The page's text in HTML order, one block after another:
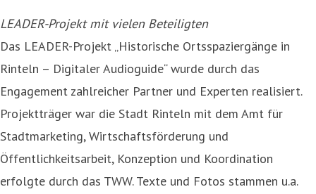
LEADER-Projekt mit vielen Beteiligten
Das LEADER-Projekt „Historische Ortsspaziergänge in
Rinteln – Digitaler Audioguide“ wurde durch das
Engagement zahlreicher Partner und Experten realisiert.
Projektträger war die Stadt Rinteln mit dem Amt für
Stadtmarketing, Wirtschaftsförderung und
Öffentlichkeitsarbeit, Konzeption und Koordination
erfolgte durch das TWW. Texte und Fotos stammen u.a.